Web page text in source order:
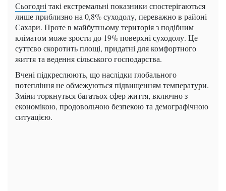
Сьогодні такі екстремальні показники спостерігаються
лише приблизно на 0,8% суходолу, переважно в районі
Сахари. Проте в майбутньому територія з подібним
кліматом може зрости до 19% поверхні суходолу. Це
суттєво скоротить площі, придатні для комфортного
життя та ведення сільського господарства.
Вчені підкреслюють, що наслідки глобального
потепління не обмежуються підвищенням температури.
Зміни торкнуться багатьох сфер життя, включно з
економікою, продовольчою безпекою та демографічною
ситуацією.